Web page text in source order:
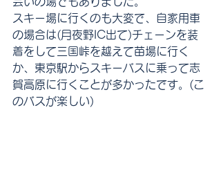
スキー場に行くのも大変で、自家用車
の場合は(月夜野IC出て)チェーンを装
着をして三国峠を越えて苗場に行く
か、東京駅からスキーバスに乗って志
賀高原に行くことが多かったです。(こ
のバスが楽しい)